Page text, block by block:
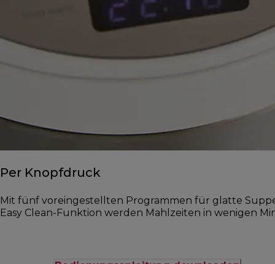
Per Knopfdruck
Mit fünf voreingestellten Programmen für glatte
Easy Clean-Funktion werden Mahlzeiten in wenigen